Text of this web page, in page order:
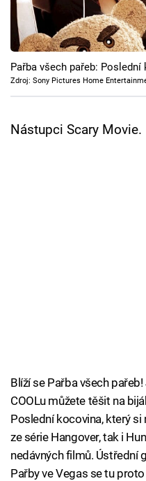
Cool Esport
Pořady
TV Program
Pařba všech pařeb: Poslední
Zdroj: Sony Pictures Home
Nástupci Scary Movie.
Blíží se Pařba všech
COOLu můžete těšit na
Poslední kocovina, který
ze série Hangover, tak i
nedávných filmů. Ústřední
Pařby ve Vegas se tu